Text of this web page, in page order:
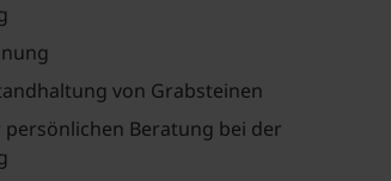
von Grabsteinen
Beratung bei der